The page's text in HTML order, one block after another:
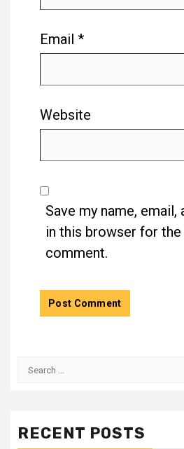
Email *
Website
Save my name, email,
in this browser for
comment.
RECENT POSTS